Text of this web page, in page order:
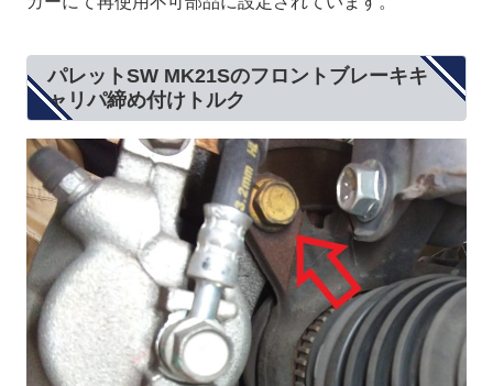
パレットSW MK21Sのフロントブレーキキ
ャリパ締め付けトルク